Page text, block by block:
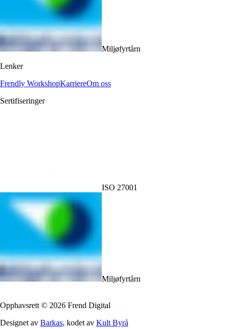
Miljøfyrtårn
Lenker
Frendly WorkshopKarriereOm oss
Sertifiseringer
ISO 27001
Miljøfyrtårn
Opphavsrett © 2026 Frend Digital
Designet av Barkas, kodet av Kult Byrå